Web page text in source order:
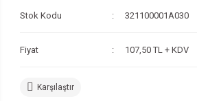
Stok Kodu 321100001A030
Fiyat 107,50 TL + KDV
Karşılaştır